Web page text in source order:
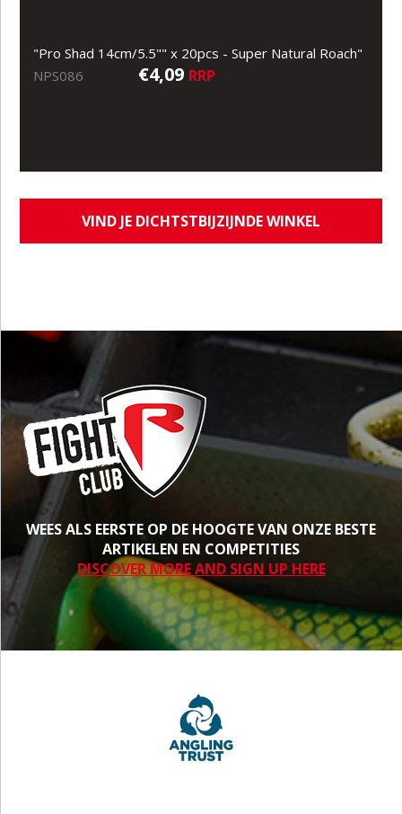
"Pro Shad 14cm/5.5"" x 20pcs - Super Natural Roach"
NPS086
€4,09 RRP
VIND JE DICHTSTBIJZIJNDE WINKEL
WEES ALS EERSTE OP DE HOOGTE VAN ONZE BESTE
ARTIKELEN EN COMPETITIES
DISCOVER MORE AND SIGN UP HERE